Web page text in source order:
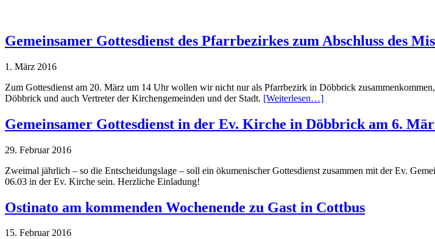
Gemeinsamer Gottesdienst des Pfarrbezirkes zum Abschluss des
1. März 2016
Zum Gottesdienst am 20. März um 14 Uhr wollen wir nicht nur als Pfarrbezirk in Döbbrick
Döbbrick und auch Vertreter der Kirchengemeinden und der Stadt. [Weiterlesen…]
Gemeinsamer Gottesdienst in der Ev. Kirche in Döbbrick am 6.
29. Februar 2016
Zweimal jährlich – so die Entscheidungslage – soll ein ökumenischer Gottesdienst zusammen mit der Ev.
06.03 in der Ev. Kirche sein. Herzliche Einladung!
Ostinato am kommenden Wochenende zu Gast in Cottbus
15. Februar 2016